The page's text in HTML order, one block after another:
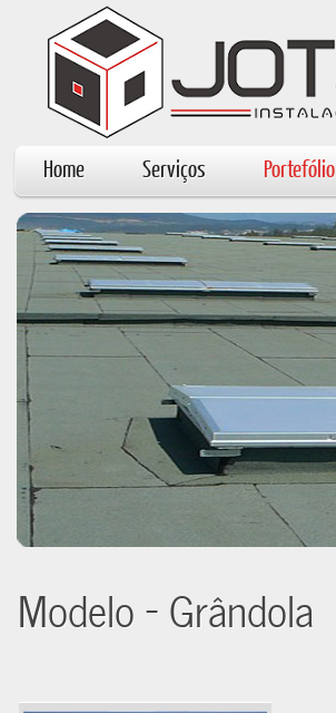
Simple. Contemporary. Website Template.
Home Serviços Portefólio
Modelo - Grândola